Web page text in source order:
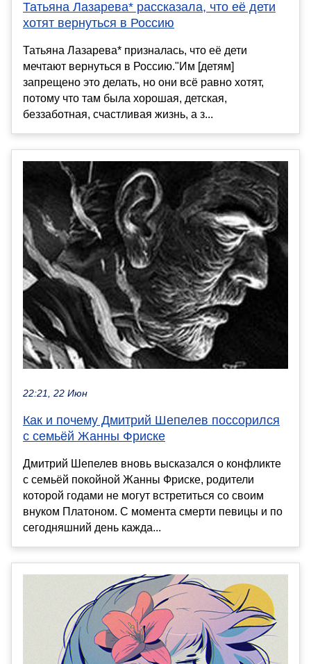
Татьяна Лазарева* рассказала, что её дети
хотят вернуться в Россию
Татьяна Лазарева* призналась, что её дети
мечтают вернуться в Россию."Им [детям]
запрещено это делать, но они всё равно хотят,
потому что там была хорошая, детская,
беззаботная, счастливая жизнь, а з...
22:21, 22 Июн
Как и почему Дмитрий Шепелев поссорился
с семьёй Жанны Фриске
Дмитрий Шепелев вновь высказался о конфликте
с семьёй покойной Жанны Фриске, родители
которой годами не могут встретиться со своим
внуком Платоном. С момента смерти певицы и по
сегодняшний день кажда...